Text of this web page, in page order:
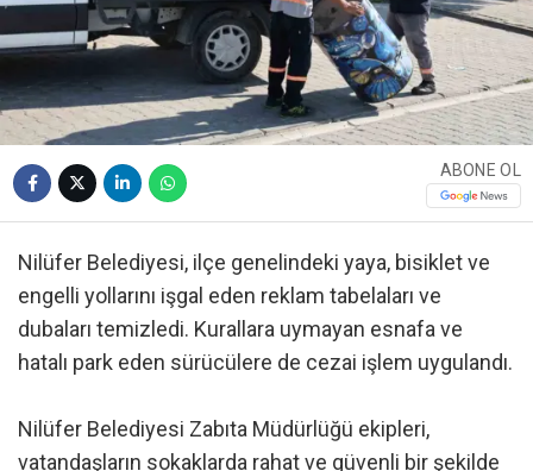
ABONE OL
Nilüfer Belediyesi, ilçe genelindeki yaya, bisiklet ve
engelli yollarını işgal eden reklam tabelaları ve
dubaları temizledi. Kurallara uymayan esnafa ve
hatalı park eden sürücülere de cezai işlem uygulandı.
Nilüfer Belediyesi Zabıta Müdürlüğü ekipleri,
vatandaşların sokaklarda rahat ve güvenli bir şekilde